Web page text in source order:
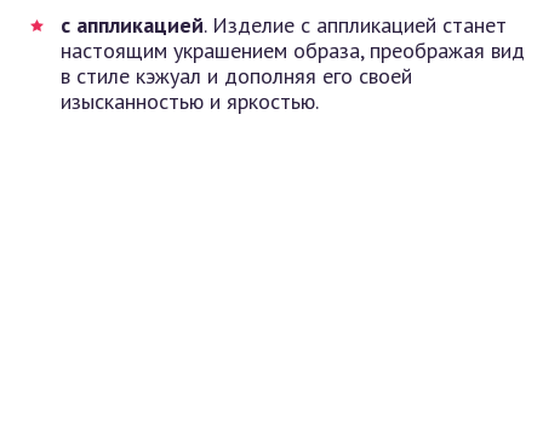
с аппликацией. Изделие с аппликацией станет
настоящим украшением образа, преображая вид
в стиле кэжуал и дополняя его своей
изысканностью и яркостью.